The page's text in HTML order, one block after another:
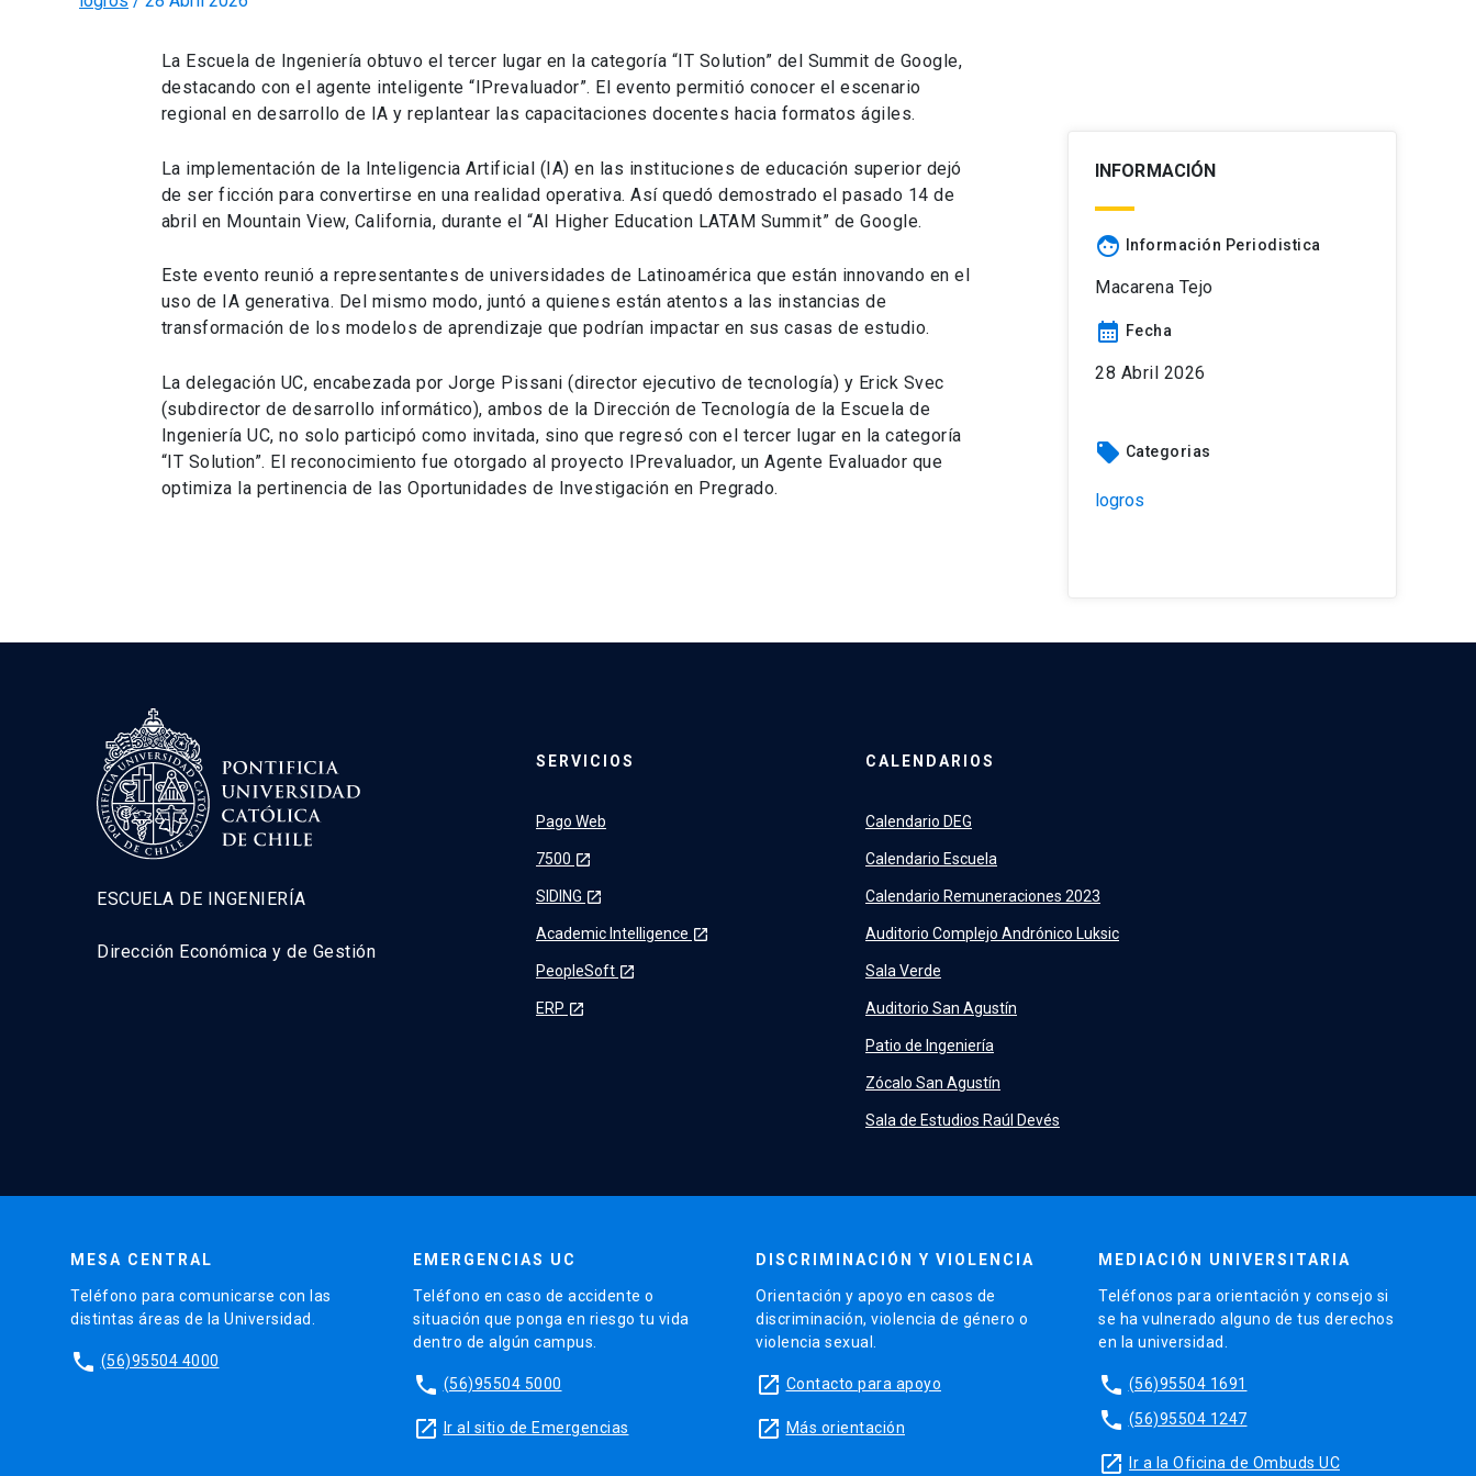
La Escuela de Ingeniería obtuvo el tercer lugar en la categoría “IT Solution” del Summit de Google,
destacando con el agente inteligente “IPrevaluador”. El evento permitió conocer el escenario
regional en desarrollo de IA y replantear las capacitaciones docentes hacia formatos ágiles.
La implementación de la Inteligencia Artificial (IA) en las instituciones de educación superior dejó
de ser ficción para convertirse en una realidad operativa. Así quedó demostrado el pasado 14 de
abril en Mountain View, California, durante el “AI Higher Education LATAM Summit” de Google.
Este evento reunió a representantes de universidades de Latinoamérica que están innovando en el
uso de IA generativa. Del mismo modo, juntó a quienes están atentos a las instancias de
transformación de los modelos de aprendizaje que podrían impactar en sus casas de estudio.
La delegación UC, encabezada por Jorge Pissani (director ejecutivo de tecnología) y Erick Svec
(subdirector de desarrollo informático), ambos de la Dirección de Tecnología de la Escuela de
Ingeniería UC, no solo participó como invitada, sino que regresó con el tercer lugar en la categoría
“IT Solution”. El reconocimiento fue otorgado al proyecto IPrevaluador, un Agente Evaluador que
optimiza la pertinencia de las Oportunidades de Investigación en Pregrado.
INFORMACIÓN
face Información Periodistica
Macarena Tejo
calendar_month Fecha
28 Abril 2026
local_offer Categorias
logros
ESCUELA DE INGENIERÍA
Dirección Económica y de Gestión
SERVICIOS
Pago Web
7500 launch
SIDING launch
Academic Intelligence launch
PeopleSoft launch
ERP launch
CALENDARIOS
Calendario DEG
Calendario Escuela
Calendario Remuneraciones 2023
Auditorio Complejo Andrónico Luksic
Sala Verde
Auditorio San Agustín
Patio de Ingeniería
Zócalo San Agustín
Sala de Estudios Raúl Devés
MESA CENTRAL
Teléfono para comunicarse con las
distintas áreas de la Universidad.
phone (56)95504 4000
EMERGENCIAS UC
Teléfono en caso de accidente o
situación que ponga en riesgo tu vida
dentro de algún campus.
phone (56)95504 5000
launch Ir al sitio de Emergencias
DISCRIMINACIÓN Y VIOLENCIA
Orientación y apoyo en casos de
discriminación, violencia de género o
violencia sexual.
launch Contacto para apoyo
launch Más orientación
MEDIACIÓN UNIVERSITARIA
Teléfonos para orientación y consejo si
se ha vulnerado alguno de tus derechos
en la universidad.
phone (56)95504 1691
phone (56)95504 1247
launch Ir a la Oficina de Ombuds UC